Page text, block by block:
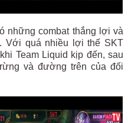
những combat thắng lợi và
Với quá nhiều lợi thế SKT
Team Liquid kịp đến, sau
và đường trên của đối